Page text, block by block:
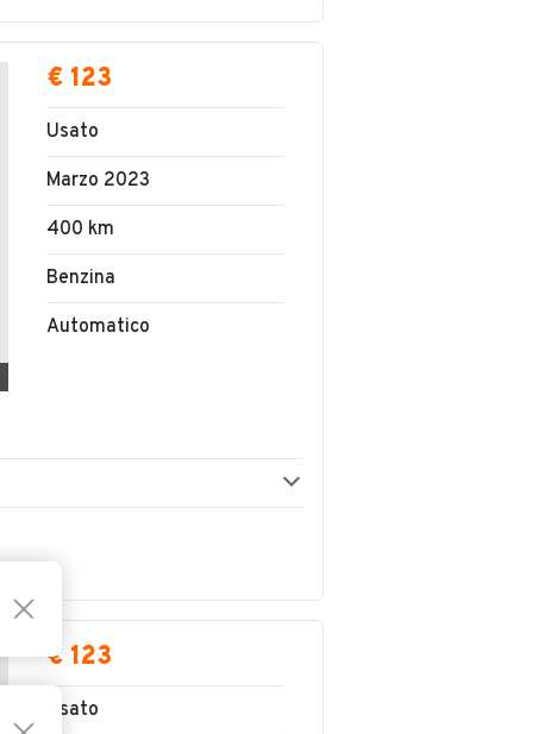
€ 123
Usato
Marzo 2023
400 km
Benzina
Automatico
€ 123
Usato